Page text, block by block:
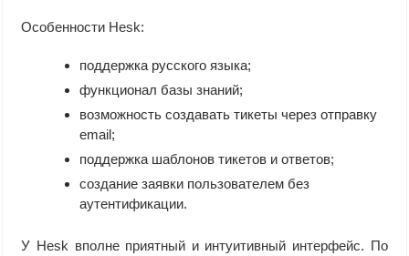
Особенности Hesk:
поддержка русского языка;
функционал базы знаний;
возможность создавать тикеты через отправку
email;
поддержка шаблонов тикетов и ответов;
создание заявки пользователем без
аутентификации.
У Hesk вполне приятный и интуитивный интерфейс. По